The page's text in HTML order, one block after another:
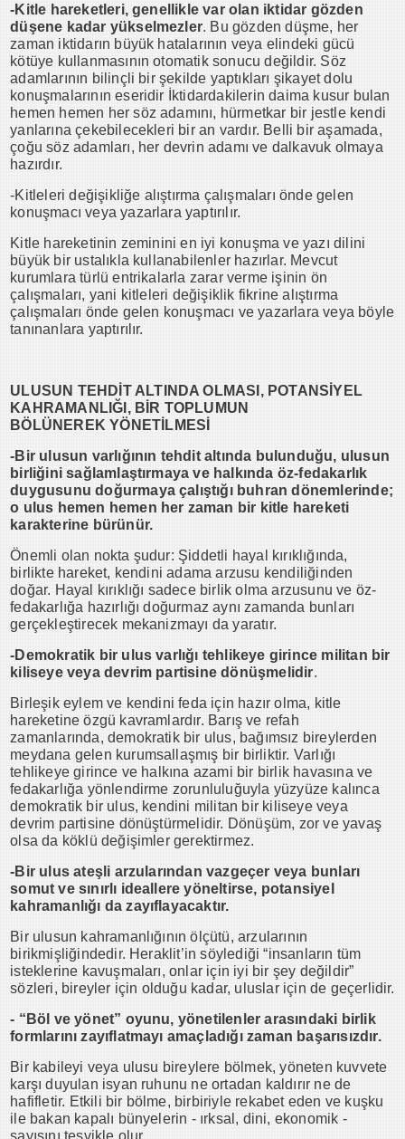
-Kitle hareketleri, genellikle var olan iktidar gözden
düşene kadar yükselmezler. Bu gözden düşme, her
zaman iktidarın büyük hatalarının veya elindeki gücü
kötüye kullanmasının otomatik sonucu değildir. Söz
adamlarının bilinçli bir şekilde yaptıkları şikayet dolu
konuşmalarının eseridir İktidardakilerin daima kusur bulan
hemen hemen her söz adamını, hürmetkar bir jestle kendi
yanlarına çekebilecekleri bir an vardır. Belli bir aşamada,
çoğu söz adamları, her devrin adamı ve dalkavuk olmaya
hazırdır.
-Kitleleri değişikliğe alıştırma çalışmaları önde gelen
konuşmacı veya yazarlara yaptırılır.
Kitle hareketinin zeminini en iyi konuşma ve yazı dilini
büyük bir ustalıkla kullanabilenler hazırlar. Mevcut
kurumlara türlü entrikalarla zarar verme işinin ön
çalışmaları, yani kitleleri değişiklik fikrine alıştırma
çalışmaları önde gelen konuşmacı ve yazarlara veya böyle
tanınanlara yaptırılır.
ULUSUN TEHDİT ALTINDA OLMASI, POTANSİYEL
KAHRAMANLIĞI, BİR TOPLUMUN
BÖLÜNEREK YÖNETİLMESİ
-Bir ulusun varlığının tehdit altında bulunduğu, ulusun
birliğini sağlamlaştırmaya ve halkında öz-fedakarlık
duygusunu doğurmaya çalıştığı buhran dönemlerinde;
o ulus hemen hemen her zaman bir kitle hareketi
karakterine bürünür.
Önemli olan nokta şudur: Şiddetli hayal kırıklığında,
birlikte hareket, kendini adama arzusu kendiliğinden
doğar. Hayal kırıklığı sadece birlik olma arzusunu ve öz-
fedakarlığa hazırlığı doğurmaz aynı zamanda bunları
gerçekleştirecek mekanizmayı da yaratır.
-Demokratik bir ulus varlığı tehlikeye girince militan bir
kiliseye veya devrim partisine dönüşmelidir.
Birleşik eylem ve kendini feda için hazır olma, kitle
hareketine özgü kavramlardır. Barış ve refah
zamanlarında, demokratik bir ulus, bağımsız bireylerden
meydana gelen kurumsallaşmış bir birliktir. Varlığı
tehlikeye girince ve halkına azami bir birlik havasına ve
fedakarlığa yönlendirme zorunluluğuyla yüzyüze kalınca
demokratik bir ulus, kendini militan bir kiliseye veya
devrim partisine dönüştürmelidir. Dönüşüm, zor ve yavaş
olsa da köklü değişimler gerektirmez.
-Bir ulus ateşli arzularından vazgeçer veya bunları
somut ve sınırlı ideallere yöneltirse, potansiyel
kahramanlığı da zayıflayacaktır.
Bir ulusun kahramanlığının ölçütü, arzularının
birikmişliğindedir. Heraklit’in söylediği “insanların tüm
isteklerine kavuşmaları, onlar için iyi bir şey değildir”
sözleri, bireyler için olduğu kadar, uluslar için de geçerlidir.
- “Böl ve yönet” oyunu, yönetilenler arasındaki birlik
formlarını zayıflatmayı amaçladığı zaman başarısızdır.
Bir kabileyi veya ulusu bireylere bölmek, yöneten kuvvete
karşı duyulan isyan ruhunu ne ortadan kaldırır ne de
hafifletir. Etkili bir bölme, birbiriyle rekabet eden ve kuşku
ile bakan kapalı bünyelerin - ırksal, dini, ekonomik -
sayısını teşvikle olur.